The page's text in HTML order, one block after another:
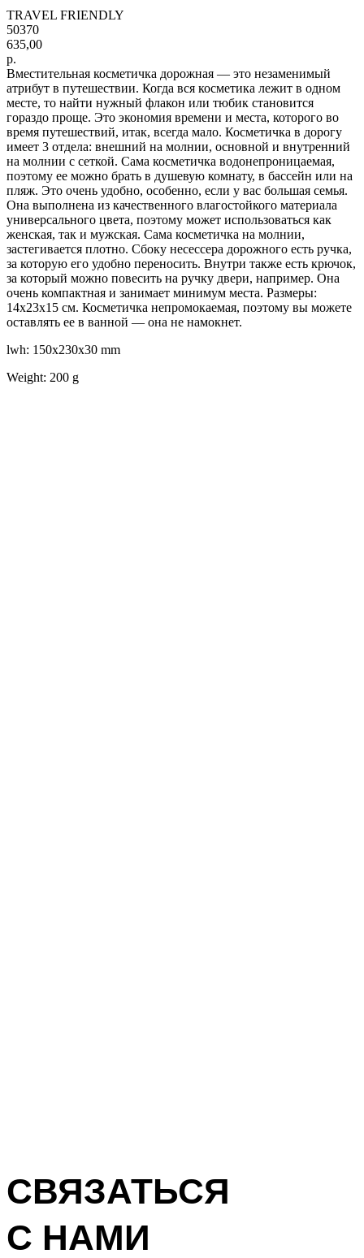
TRAVEL FRIENDLY
50370
635,00
р.
Вместительная косметичка дорожная — это незаменимый
атрибут в путешествии. Когда вся косметика лежит в одном
месте, то найти нужный флакон или тюбик становится
гораздо проще. Это экономия времени и места, которого во
время путешествий, итак, всегда мало. Косметичка в дорогу
имеет 3 отдела: внешний на молнии, основной и внутренний
на молнии с сеткой. Сама косметичка водонепроницаемая,
поэтому ее можно брать в душевую комнату, в бассейн или на
пляж. Это очень удобно, особенно, если у вас большая семья.
Она выполнена из качественного влагостойкого материала
универсального цвета, поэтому может использоваться как
женская, так и мужская. Сама косметичка на молнии,
застегивается плотно. Сбоку несессера дорожного есть ручка,
за которую его удобно переносить. Внутри также есть крючок,
за который можно повесить на ручку двери, например. Она
очень компактная и занимает минимум места. Размеры:
14х23х15 см. Косметичка непромокаемая, поэтому вы можете
оставлять ее в ванной — она не намокнет.
lwh: 150x230x30 mm
Weight: 200 g
СВЯЗАТЬСЯ
С НАМИ